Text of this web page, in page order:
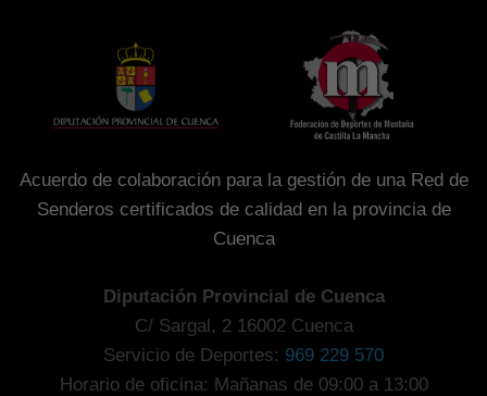
Acuerdo de colaboración para la gestión de una Red de
Senderos certificados de calidad en la provincia de
Cuenca
Diputación Provincial de Cuenca
C/ Sargal, 2 16002 Cuenca
Servicio de Deportes: 969 229 570
Horario de oficina: Mañanas de 09:00 a 13:00